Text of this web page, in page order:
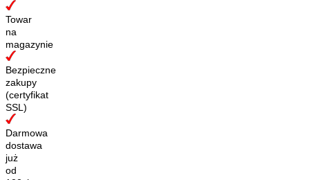
Towar
na
magazynie
Bezpieczne
zakupy
(certyfikat
SSL)
Darmowa
dostawa
już
od